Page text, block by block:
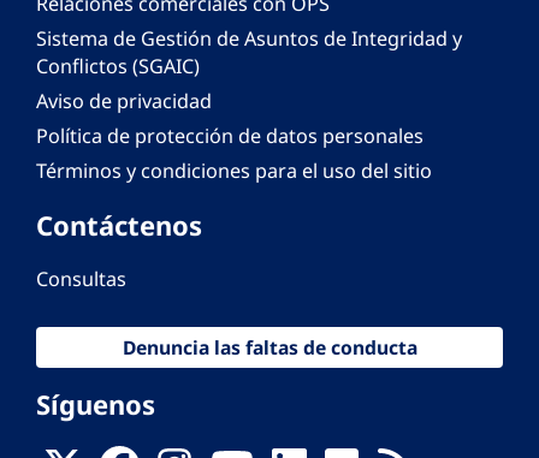
Sistema de Gestión de Asuntos de Integridad y
Conflictos (SGAIC)
Aviso de privacidad
Política de protección de datos personales
Términos y condiciones para el uso del sitio
Contáctenos
Consultas
Denuncia las faltas de conducta
Síguenos